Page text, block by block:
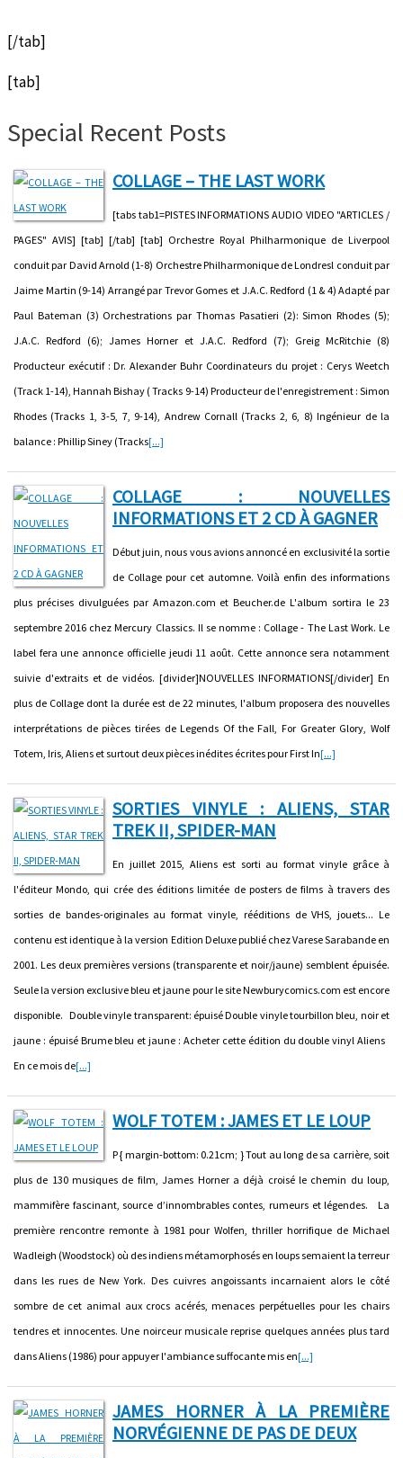
[/tab]
[tab]
Special Recent Posts
COLLAGE – THE LAST WORK
[tabs tab1=PISTES INFORMATIONS AUDIO VIDEO "ARTICLES /
PAGES" AVIS] [tab] [/tab] [tab] Orchestre Royal Philharmonique de Liverpool
conduit par David Arnold (1-8) Orchestre Philharmonique de Londresl conduit par
Jaime Martin (9-14) Arrangé par Trevor Gomes et J.A.C. Redford (1 & 4) Adapté par
Paul Bateman (3) Orchestrations par Thomas Pasatieri (2): Simon Rhodes (5);
J.A.C. Redford (6); James Horner et J.A.C. Redford (7); Greig McRitchie (8)
Producteur exécutif : Dr. Alexander Buhr Coordinateurs du projet : Cerys Weetch
(Track 1-14), Hannah Bishay ( Tracks 9-14) Producteur de l'enregistrement : Simon
Rhodes (Tracks 1, 3-5, 7, 9-14), Andrew Cornall (Tracks 2, 6, 8) Ingénieur de la
balance : Phillip Siney (Tracks[...]
COLLAGE : NOUVELLES
INFORMATIONS ET 2 CD À GAGNER
Début juin, nous vous avions annoncé en exclusivité la sortie
de Collage pour cet automne. Voilà enfin des informations
plus précises divulguées par Amazon.com et Beucher.de L'album sortira le 23
septembre 2016 chez Mercury Classics. Il se nomme : Collage - The Last Work. Le
label fera une annonce officielle jeudi 11 août. Cette annonce sera notamment
suivie d'extraits et de vidéos. [divider]NOUVELLES INFORMATIONS[/divider] En
plus de Collage dont la durée est de 22 minutes, l'album proposera des nouvelles
interprétations de pièces tirées de Legends Of the Fall, For Greater Glory, Wolf
Totem, Iris, Aliens et surtout deux pièces inédites écrites pour First In[...]
SORTIES VINYLE : ALIENS, STAR
TREK II, SPIDER-MAN
En juillet 2015, Aliens est sorti au format vinyle grâce à
l'éditeur Mondo, qui crée des éditions limitée de posters de films à travers des
sorties de bandes-originales au format vinyle, rééditions de VHS, jouets... Le
contenu est identique à la version Edition Deluxe publié chez Varese Sarabande en
2001. Les deux premières versions (transparente et noir/jaune) semblent épuisée.
Seule la version exclusive bleu et jaune pour le site Newburycomics.com est encore
disponible. Double vinyle transparent: épuisé Double vinyle tourbillon bleu, noir et
jaune : épuisé Brume bleu et jaune : Acheter cette édition du double vinyl Aliens
En ce mois de[...]
WOLF TOTEM : JAMES ET LE LOUP
P { margin-bottom: 0.21cm; } Tout au long de sa carrière, soit
plus de 130 musiques de film, James Horner a déjà croisé le chemin du loup,
mammifère fascinant, source d’innombrables contes, rumeurs et légendes. La
première rencontre remonte à 1981 pour Wolfen, thriller horrifique de Michael
Wadleigh (Woodstock) où des indiens métamorphosés en loups semaient la terreur
dans les rues de New York. Des cuivres angoissants incarnaient alors le côté
sombre de cet animal aux crocs acérés, menaces perpétuelles pour les chairs
tendres et innocentes. Une noirceur musicale reprise quelques années plus tard
dans Aliens (1986) pour appuyer l'ambiance suffocante mis en[...]
JAMES HORNER À LA PREMIÈRE
NORVÉGIENNE DE PAS DE DEUX